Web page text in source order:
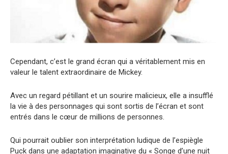
Cependant, c’est le grand écran qui a véritablement mis en
valeur le talent extraordinaire de Mickey.
Avec un regard pétillant et un sourire malicieux, elle a insufflé
la vie à des personnages qui sont sortis de l’écran et sont
entrés dans le cœur de millions de personnes.
Qui pourrait oublier son interprétation ludique de l’espiègle
Puck dans une adaptation imaginative du « Songe d’une nuit